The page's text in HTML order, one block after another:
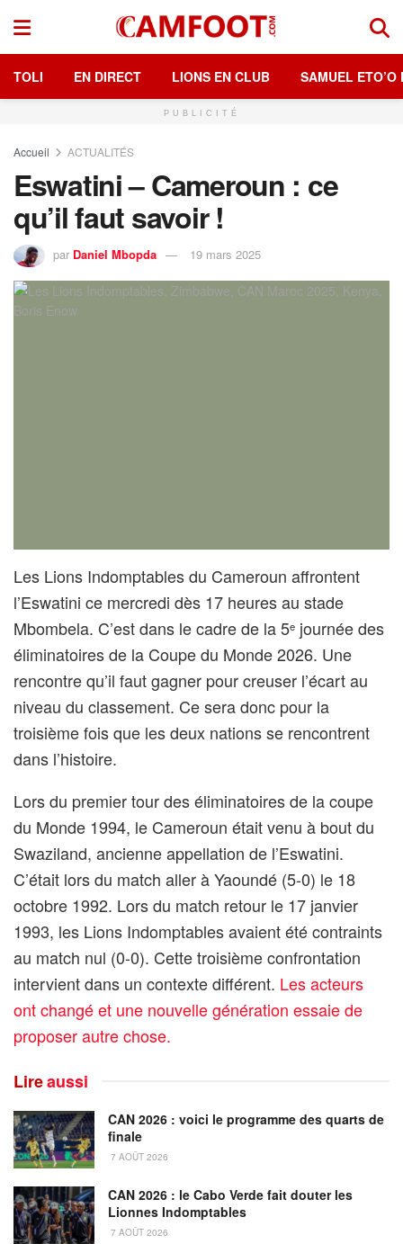
TOLI EN DIRECT LIONS EN CLUB SAMUEL ETO’O
PUBLICITÉ
Accueil ACTUALITÉS
Eswatini – Cameroun : ce
qu’il faut savoir !
par Daniel Mbopda 19 mars 2025
Les Lions Indomptables du Cameroun affrontent
l’Eswatini ce mercredi dès 17 heures au stade
Mbombela. C’est dans le cadre de la 5e journée des
éliminatoires de la Coupe du Monde 2026. Une
rencontre qu’il faut gagner pour creuser l’écart au
niveau du classement. Ce sera donc pour la
troisième fois que les deux nations se rencontrent
dans l’histoire.
Lors du premier tour des éliminatoires de la coupe
du Monde 1994, le Cameroun était venu à bout du
Swaziland, ancienne appellation de l’Eswatini.
C’était lors du match aller à Yaoundé (5-0) le 18
octobre 1992. Lors du match retour le 17 janvier
1993, les Lions Indomptables avaient été contraints
au match nul (0-0). Cette troisième confrontation
intervient dans un contexte différent. Les acteurs
ont changé et une nouvelle génération essaie de
proposer autre chose.
Lireaussi
CAN 2026 : voici le programme des quarts de
finale
7 AOÛT 2026
CAN 2026 : le Cabo Verde fait douter les
Lionnes Indomptables
7 AOÛT 2026